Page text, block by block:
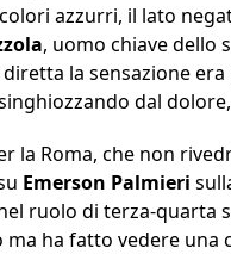
azzurri, il lato
, uomo chiave dello
la sensazione
dal
la Roma, che non
Emerson Palmieri
ruolo di terza-
ha fatto vedere una